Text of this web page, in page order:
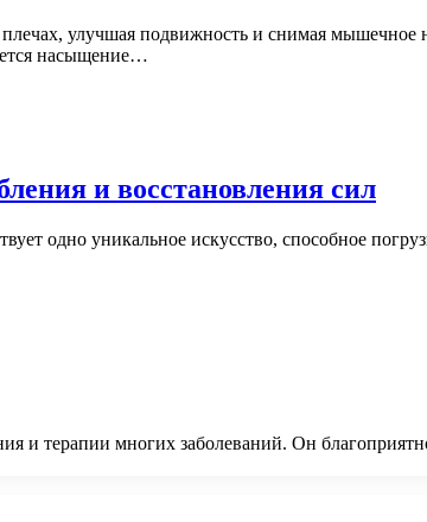
улучшая подвижность и снимая
насыщение…
и восстановления сил
одно уникальное искусство, способное
и терапии многих заболеваний. Он